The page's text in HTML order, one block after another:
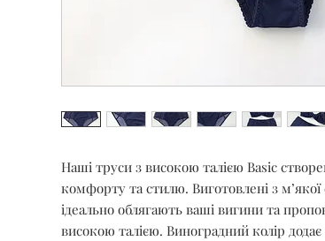
Наші труси з високою талією Basic
комфорту та стилю. Виготовлені з м’якої
ідеально облягають ваші вигини та
високою талією. Виноградний колір